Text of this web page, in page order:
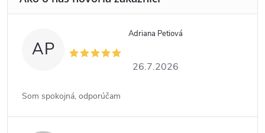
AP
Adriana Petiová
26.7.2026
Som spokojná, odporúčam